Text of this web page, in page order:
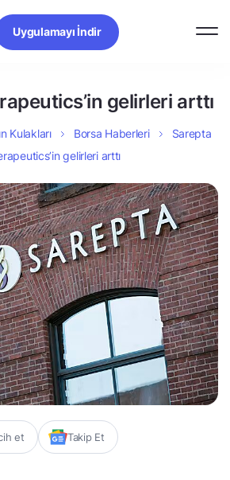
Uygulamayı İndir
gelirleri arttı
Kulakları Borsa Haberleri
Sarepta
gelirleri arttı
et Takip Et